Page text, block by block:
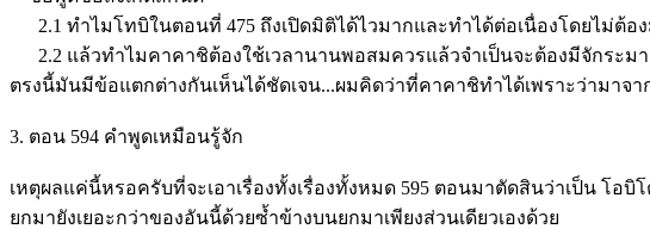
2.1 ทำไมโทบิในตอนที่ 475 ถึงเปิดมิติได้ไวมากและทำได้ต่อเนื่องโดยไม่ต้อง
2.2 แล้วทำไมคาคาชิต้องใช้เวลานานพอสมควรแล้วจำเป็นจะต้องมีจักระมา
ตรงนี้มันมีข้อแตกต่างกันเห็นได้ชัดเจน...ผมคิดว่าที่คาคาชิทำได้เพราะว่ามาจา
3. ตอน 594 คำพูดเหมือนรู้จัก
เหตุผลแค่นี้หรอครับที่จะเอาเรื่องทั้งเรื่องทั้งหมด 595 ตอนมาตัดสินว่าเป็น โอ
ยกมายังเยอะกว่าของอันนี้ด้วยซ้ำข้างบนยกมาเพียงส่วนเดียวเองด้วย